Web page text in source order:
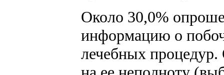
Около 30,0%
информацию о
лечебных